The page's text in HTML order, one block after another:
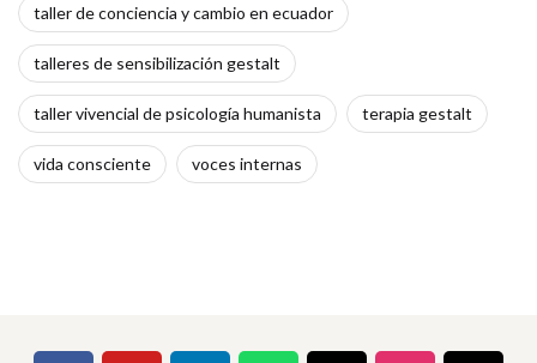
taller de conciencia y cambio en ecuador
talleres de sensibilización gestalt
taller vivencial de psicología humanista terapia gestalt
vida consciente voces internas